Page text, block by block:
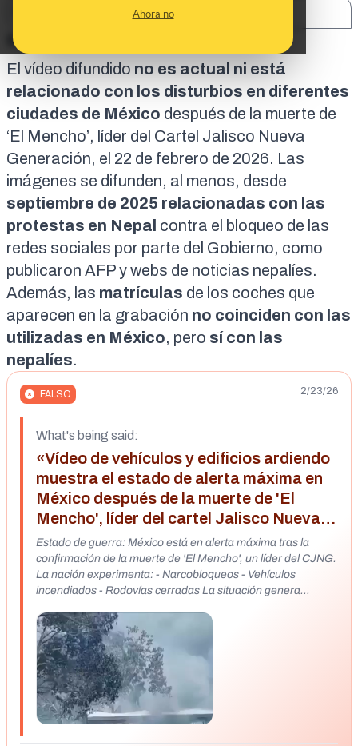
Ahora no
En corto:
El vídeo difundido no es actual ni está
relacionado con los disturbios en diferentes
ciudades de México después de la muerte de
‘El Mencho’, líder del Cartel Jalisco Nueva
Generación, el 22 de febrero de 2026. Las
imágenes se difunden, al menos, desde
septiembre de 2025 relacionadas con las
protestas en Nepal contra el bloqueo de las
redes sociales por parte del Gobierno, como
publicaron AFPywebs de noticias nepalíes.
Además, las matrículas de los coches que
aparecen en la grabación no coinciden con las
utilizadas en México, pero sí con las
nepalíes.
FALSO 2/23/26
What's being said:
«Vídeo de vehículos y edificios ardiendo
muestra el estado de alerta máxima en
México después de la muerte de 'El
Mencho', líder del cartel Jalisco Nueva
Generación»
Estado de guerra: México está en alerta máxima tras la
confirmación de la muerte de 'El Mencho', un líder del CJNG.
La nación experimenta: - Narcobloqueos - Vehículos
incendiados - Rodovías cerradas La situación genera
#Mexico
https://x.com/cristiancrespoj/status/2025764696431718448
?s=20